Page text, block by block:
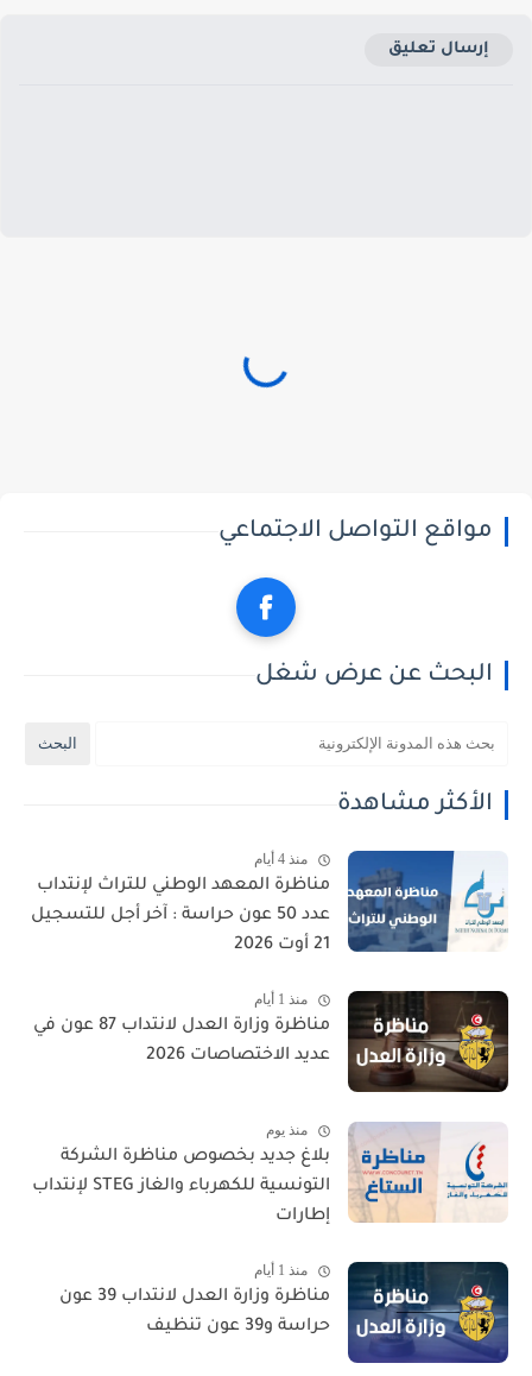
إرسال تعليق
مواقع التواصل الاجتماعي
البحث عن عرض شغل
الأكثر مشاهدة
منذ 4 أيام
مناظرة المعهد الوطني للتراث لإنتداب
عدد 50 عون حراسة : آخر أجل للتسجيل
21 أوت 2026
منذ 1 أيام
مناظرة وزارة العدل لانتداب 87 عون في
عديد الاختصاصات 2026
منذ يوم
بلاغ جديد بخصوص مناظرة الشركة
التونسية للكهرباء والغاز STEG لإنتداب
إطارات
منذ 1 أيام
مناظرة وزارة العدل لانتداب 39 عون
حراسة و39 عون تنظيف